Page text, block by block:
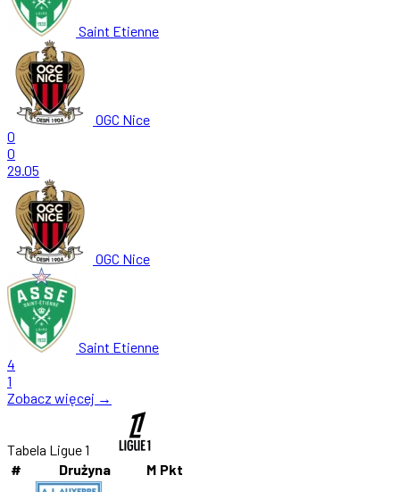
Saint Etienne
OGC Nice
0
0
29.05
OGC Nice
Saint Etienne
4
1
Zobacz więcej →
Tabela Ligue 1
#
Drużyna M Pkt